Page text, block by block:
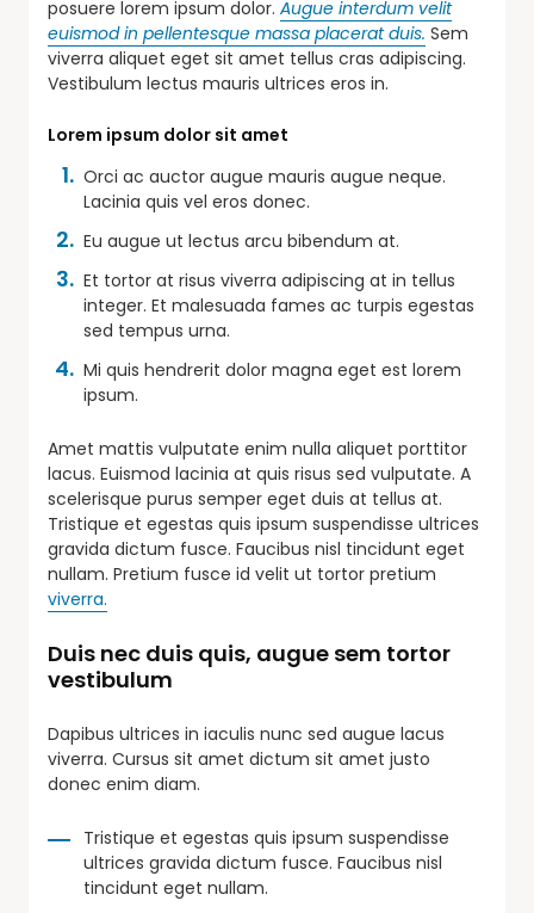
posuere lorem ipsum dolor. Augue interdum velit
euismod in pellentesque massa placerat duis. Sem
viverra aliquet eget sit amet tellus cras adipiscing.
Vestibulum lectus mauris ultrices eros in.
Lorem ipsum dolor sit amet
Orci ac auctor augue mauris augue neque.
Lacinia quis vel eros donec.
Eu augue ut lectus arcu bibendum at.
Et tortor at risus viverra adipiscing at in tellus
integer. Et malesuada fames ac turpis egestas
sed tempus urna.
Mi quis hendrerit dolor magna eget est lorem
ipsum.
Amet mattis vulputate enim nulla aliquet porttitor
lacus. Euismod lacinia at quis risus sed vulputate. A
scelerisque purus semper eget duis at tellus at.
Tristique et egestas quis ipsum suspendisse ultrices
gravida dictum fusce. Faucibus nisl tincidunt eget
nullam. Pretium fusce id velit ut tortor pretium
viverra.
Duis nec duis quis, augue sem tortor
vestibulum
Dapibus ultrices in iaculis nunc sed augue lacus
viverra. Cursus sit amet dictum sit amet justo
donec enim diam.
Tristique et egestas quis ipsum suspendisse
ultrices gravida dictum fusce. Faucibus nisl
tincidunt eget nullam.